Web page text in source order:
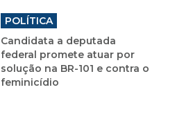
POLÍTICA
Candidata a deputada
federal promete atuar por
solução na BR-101 e contra o
feminicídio